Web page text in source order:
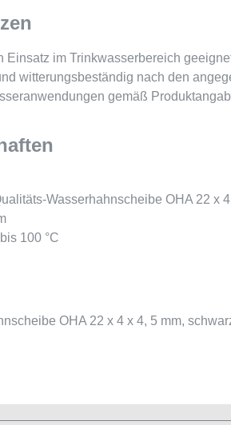
Einsatz im Trinkwasserbereich
witterungsbeständig nach den
gemäß
Wasserhahnscheibe OHA 22 x
bis 100 °C
OHA 22 x 4 x 4, 5 mm,